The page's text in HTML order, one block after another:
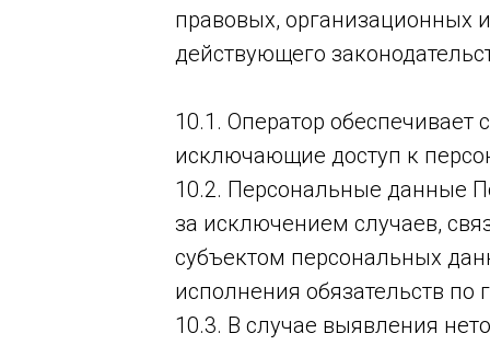
правовых, организационных
действующего
10.1. Оператор
исключающие доступ к
10.2. Персональные данные
за исключением случаев,
субъектом персональных
исполнения обязательств по
10.3. В случае выявления